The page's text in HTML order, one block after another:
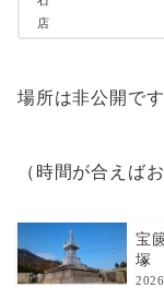
場所は非公開です
（時間が合えば
宝
塚